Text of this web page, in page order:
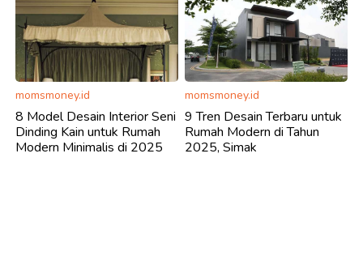
momsmoney.id
8 Model Desain Interior Seni
Dinding Kain untuk Rumah
Modern Minimalis di 2025
momsmoney.id
9 Tren Desain Terbaru untuk
Rumah Modern di Tahun
2025, Simak